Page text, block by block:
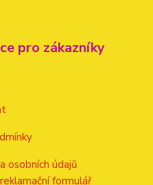
pro zákazníky
osobních údajů
formulář